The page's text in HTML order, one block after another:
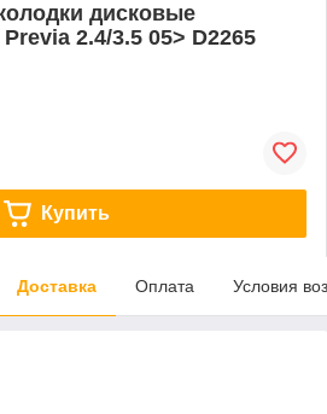
дисковые
2.4/3.5 05> D2265
Купить
Доставка Оплата Условия